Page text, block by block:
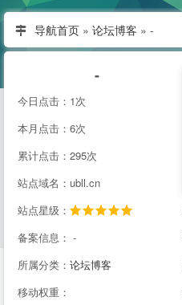
导航首页 » 论坛博客 » -
-
今日点击：1次
本月点击：6次
累计点击：295次
站点域名：ubll.cn
站点星级：
备案信息： -
所属分类： 论坛博客
移动权重：